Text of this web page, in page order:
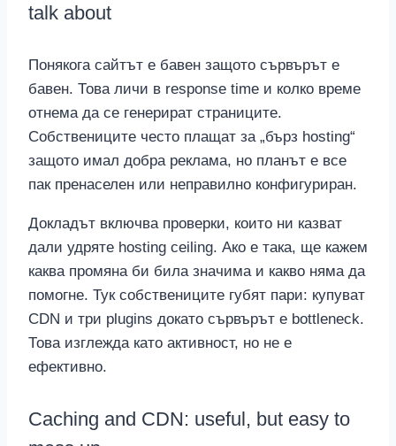
talk about
Понякога сайтът е бавен защото сървърът е
бавен. Това личи в response time и колко време
отнема да се генерират страниците.
Собствениците често плащат за „бърз hosting“
защото имал добра реклама, но планът е все
пак пренаселен или неправилно конфигуриран.
Докладът включва проверки, които ни казват
дали удряте hosting ceiling. Ако е така, ще кажем
каква промяна би била значима и какво няма да
помогне. Тук собствениците губят пари: купуват
CDN и три plugins докато сървърът е bottleneck.
Това изглежда като активност, но не е
ефективно.
Caching and CDN: useful, but easy to